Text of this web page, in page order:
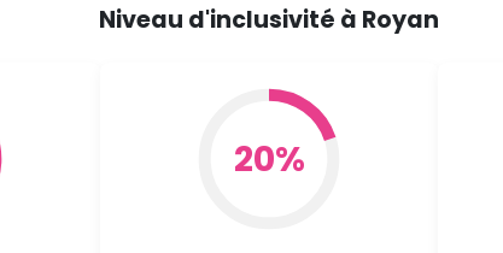
Niveau d'inclusivité à Royan
20%